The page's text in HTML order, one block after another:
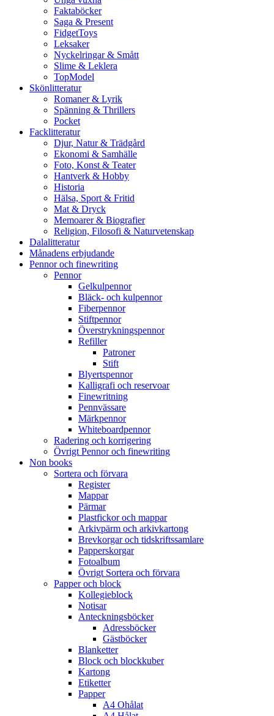
Faktaböcker
Saga & Present
FidgetToys
Leksaker
Nyckelringar & Smått
Slime & Leklera
TopModel
Skönlitteratur
Romaner & Lyrik
Spänning & Thrillers
Pocket
Facklitteratur
Djur, Natur & Trädgård
Ekonomi & Samhälle
Foto, Konst & Teater
Hantverk & Hobby
Historia
Hälsa, Sport & Fritid
Mat & Dryck
Memoarer & Biografier
Religion, Filosofi & Naturvetenskap
Dalalitteratur
Månadens erbjudande
Pennor och finewriting
Pennor
Gelkulpennor
Bläck- och kulpennor
Fiberpennor
Stiftpennor
Överstrykningspennor
Refiller
Patroner
Stift
Blyertspennor
Kalligrafi och reservoar
Finewritning
Pennvässare
Märkpennor
Whiteboardpennor
Radering och korrigering
Övrigt Pennor och finewriting
Non books
Sortera och förvara
Register
Mappar
Pärmar
Plastfickor och mappar
Arkivpärm och arkivkartong
Brevkorgar och tidskriftssamlare
Papperskorgar
Fotoalbum
Övrigt Sortera och förvara
Papper och block
Kollegieblock
Notisar
Anteckningsböcker
Adressböcker
Gästböcker
Blanketter
Block och blockkuber
Kartong
Etiketter
Papper
A4 Ohålat